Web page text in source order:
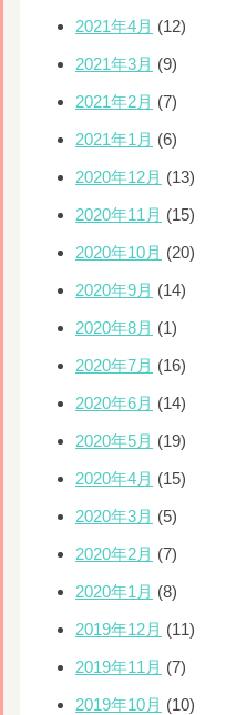
2021年4月 (12)
2021年3月 (9)
2021年2月 (7)
2021年1月 (6)
2020年12月 (13)
2020年11月 (15)
2020年10月 (20)
2020年9月 (14)
2020年8月 (1)
2020年7月 (16)
2020年6月 (14)
2020年5月 (19)
2020年4月 (15)
2020年3月 (5)
2020年2月 (7)
2020年1月 (8)
2019年12月 (11)
2019年11月 (7)
2019年10月 (10)